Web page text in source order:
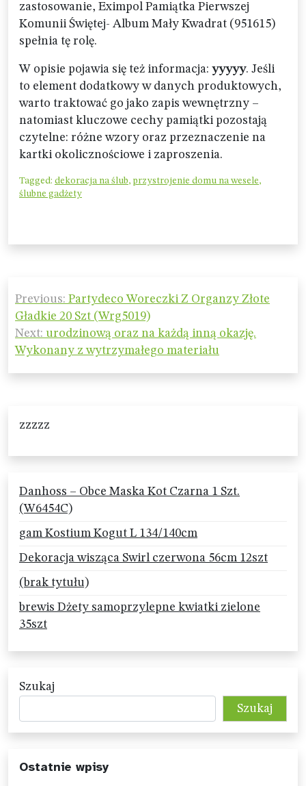
zastosowanie, Eximpol Pamiątka Pierwszej
Komunii Świętej- Album Mały Kwadrat (951615)
spełnia tę rolę.
W opisie pojawia się też informacja: yyyyy. Jeśli
to element dodatkowy w danych produktowych,
warto traktować go jako zapis wewnętrzny –
natomiast kluczowe cechy pamiątki pozostają
czytelne: różne wzory oraz przeznaczenie na
kartki okolicznościowe i zaproszenia.
Tagged: dekoracja na ślub, przystrojenie domu na wesele,
ślubne gadżety
Nawigacja
wpisu
Previous: Partydeco Woreczki Z Organzy Złote
Gładkie 20 Szt (Wrg5019)
Next: urodzinową oraz na każdą inną okazję.
Wykonany z wytrzymałego materiału
zzzzz
Danhoss – Obce Maska Kot Czarna 1 Szt.
(W6454C)
gam Kostium Kogut L 134/140cm
Dekoracja wisząca Swirl czerwona 56cm 12szt
(brak tytułu)
brewis Dżety samoprzylepne kwiatki zielone
35szt
Szukaj
Szukaj
Ostatnie wpisy